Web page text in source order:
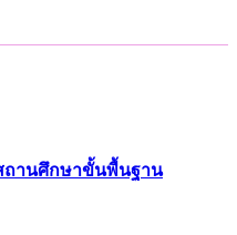
ถานศึกษาขั้นพื้นฐาน